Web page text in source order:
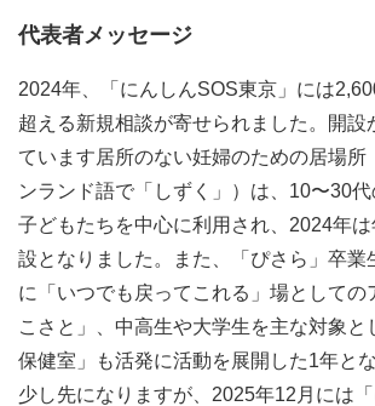
秘められている分野でもあります。
NPOであるピッコラーレの新たなチャレ
がら、広報/ファンドレイジングチームメ
て取り組んでいける、そんな方からのご
◆具体的な業務内容
①企業連携担当（新規ポジション）
企業開拓・訪問・連携企業とのコミュニ
企業寄付に関する手続き・案件管理業務
企業へのレポーティング・情報共有
代表者メッセージ
2024年、「にんしんSOS東京」には
超える新規相談が寄せられました。開設
ています居所のない妊婦のための居場所
ンランド語で「しずく」）は、10〜30
子どもたちを中心に利用され、2024年
設となりました。また、「ぴさら」卒業
に「いつでも戻ってこれる」場としての
こさと」、中高生や大学生を主な対象と
保健室」も活発に活動を展開した1年とな
少し先になりますが、2025年12月には